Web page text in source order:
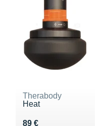
Therabody
Heat
89 €
Vendu 89 €